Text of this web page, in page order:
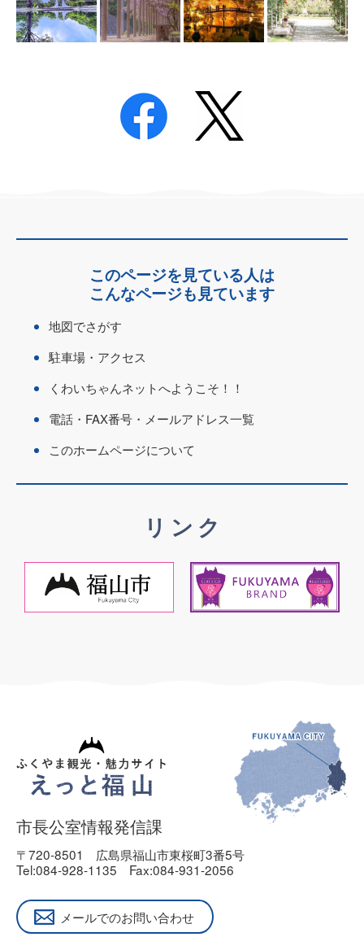
このページを見ている人は
こんなページも見ています
地図でさがす
駐車場・アクセス
くわいちゃんネットへようこそ！！
電話・FAX番号・メールアドレス一覧
このホームページについて
リンク
市長公室情報発信課
〒720-8501 広島県福山市東桜町3番5号
Tel:084-928-1135 Fax:084-931-2056
メールでのお問い合わせ